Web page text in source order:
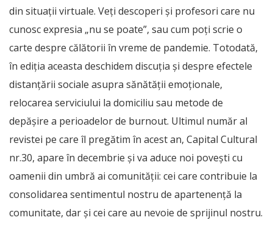
din situaţii virtuale. Veţi descoperi şi profesori care nu
cunosc expresia „nu se poate”, sau cum poţi scrie o
carte despre călătorii în vreme de pandemie. Totodată,
în ediţia aceasta deschidem discuţia şi despre efectele
distanţării sociale asupra sănătăţii emoţionale,
relocarea serviciului la domiciliu sau metode de
depăşire a perioadelor de burnout. Ultimul număr al
revistei pe care îl pregătim în acest an, Capital Cultural
nr.30, apare în decembrie şi va aduce noi poveşti cu
oamenii din umbră ai comunităţii: cei care contribuie la
consolidarea sentimentul nostru de apartenenţă la
comunitate, dar şi cei care au nevoie de sprijinul nostru.